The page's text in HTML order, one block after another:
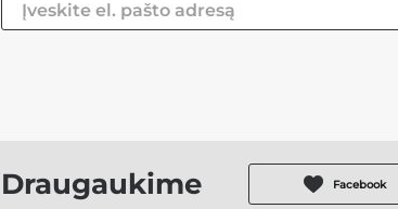
Draugaukime Facebook